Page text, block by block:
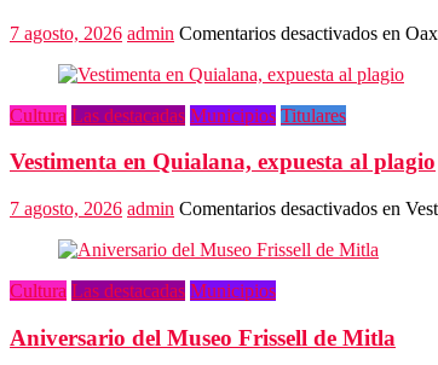
7 agosto, 2026 admin Comentarios desactivados en
Cultura Las destacadas Municipios Titulares
Vestimenta en Quialana, expuesta al plagio
7 agosto, 2026 admin Comentarios desactivados en
Cultura Las destacadas Municipios
Aniversario del Museo Frissell de Mitla